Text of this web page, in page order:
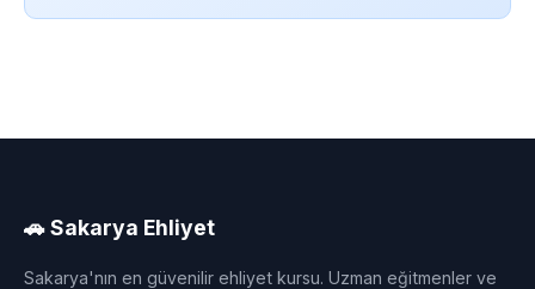
🚗 Sakarya Ehliyet
Sakarya'nın en güvenilir ehliyet kursu. Uzman eğitmenler ve